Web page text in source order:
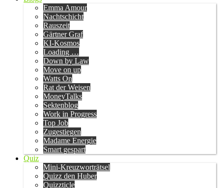
Emma Amour
Nachtschicht
Rauszeit
Gärtner Graf
KI-Kosmos
Loading …
Down by Law
Move on up
Watts On
Rat der Weisen
MoneyTalks
Sektenblog
Work in Progress
Top Job
Zugestiegen
Madame Energie
Smart gespart
Quiz
Mini-Kreuzworträtsel
Quizz den Huber
Quizzticle